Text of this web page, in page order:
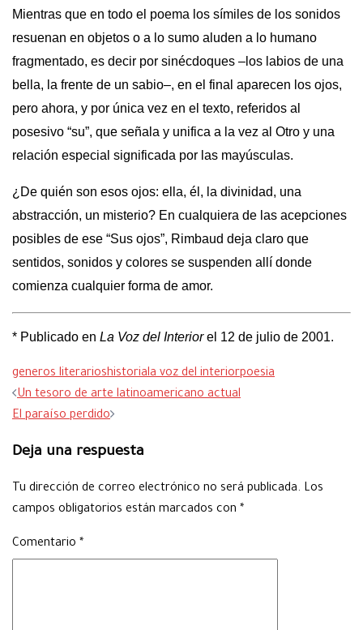
Mientras que en todo el poema los símiles de los sonidos
resuenan en objetos o a lo sumo aluden a lo humano
fragmentado, es decir por sinécdoques –los labios de una
bella, la frente de un sabio–, en el final aparecen los ojos,
pero ahora, y por única vez en el texto, referidos al
posesivo “su”, que señala y unifica a la vez al Otro y una
relación especial significada por las mayúsculas.
¿De quién son esos ojos: ella, él, la divinidad, una
abstracción, un misterio? En cualquiera de las acepciones
posibles de ese “Sus ojos”, Rimbaud deja claro que
sentidos, sonidos y colores se suspenden allí donde
comienza cualquier forma de amor.
* Publicado en La Voz del Interiorel 12 de julio de 2001.
generos literarioshistoriala voz del interiorpoesia
Navegación
de
entradas
Un tesoro de arte latinoamericano actual
El paraíso perdido
Deja una respuesta
Tu dirección de correo electrónico no será publicada. Los
campos obligatorios están marcados con *
Comentario *